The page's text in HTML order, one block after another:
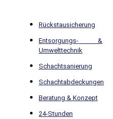
Rückstausicherung
Entsorgungs- &
Umwelttechnik
Schachtsanierung
Schachtabdeckungen
Beratung & Konzept
24-Stunden